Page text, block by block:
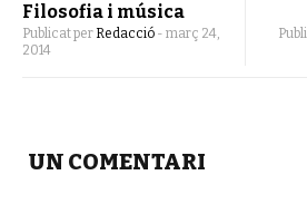
Filosofia i música
Publicat per Redacció - març 24,
2014
UN COMENTARI